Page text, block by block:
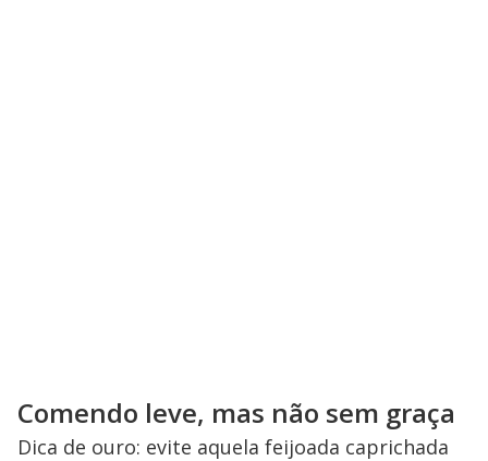
Comendo leve, mas não sem graça
Dica de ouro: evite aquela feijoada caprichada